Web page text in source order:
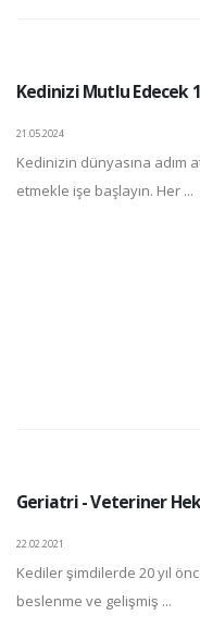
Kedinizi Mutlu Edecek
21.05.2024
Kedinizin dünyasına
etmekle işe başlayın. Her ...
Geriatri - Veteriner
22.02.2021
Kediler şimdilerde 20 yıl
beslenme ve gelişmiş ...